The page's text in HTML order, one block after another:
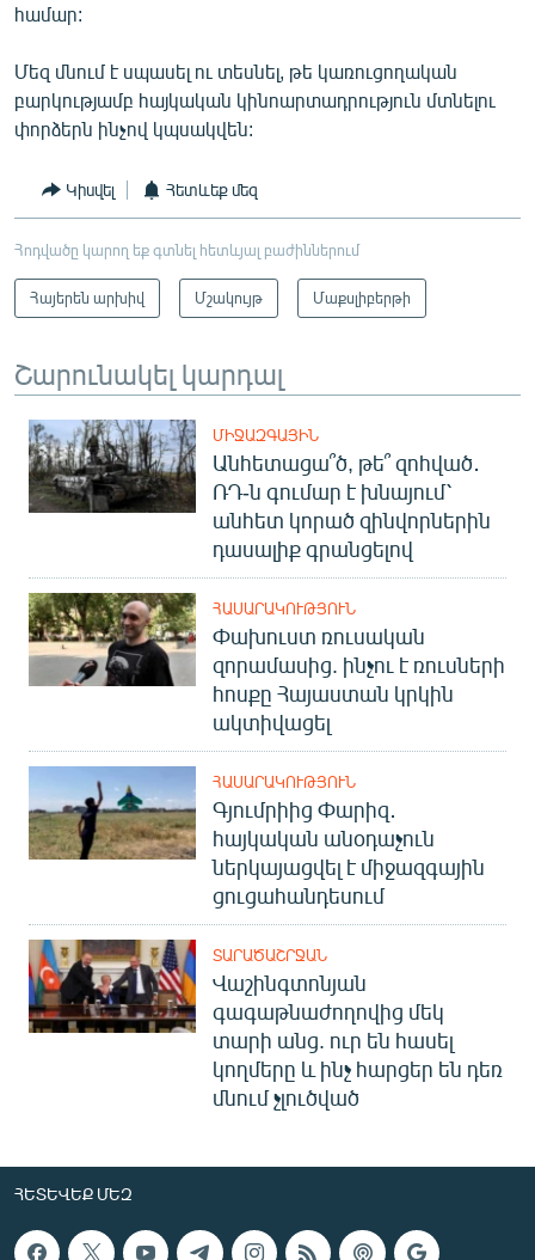
համար:
Մեզ մնում է սպասել ու տեսնել, թե կառուցողական
բարկությամբ հայկական կինոարտադրություն մտնելու
փորձերն ինչով կպսակվեն:
Կիսվել Հետևեք մեզ
Հոդվածը կարող եք գտնել հետևյալ բաժիններում
Հայերեն արխիվ Մշակույթ Մաքսլիբերթի
Շարունակել կարդալ
ՄԻՋԱԶԳԱՅԻՆ
Անհետացա՞ծ, թե՞ զոհված․
ՌԴ-ն գումար է խնայում՝
անհետ կորած զինվորներին
դասալիք գրանցելով
ՀԱՍԱՐԱԿՈՒԹՅՈՒՆ
Փախուստ ռուսական
զորամասից. ինչու է ռուսների
հոսքը Հայաստան կրկին
ակտիվացել
ՀԱՍԱՐԱԿՈՒԹՅՈՒՆ
Գյումրիից Փարիզ․
հայկական անօդաչուն
ներկայացվել է միջազգային
ցուցահանդեսում
ՏԱՐԱԾԱՇՐՋԱՆ
Վաշինգտոնյան
գագաթնաժողովից մեկ
տարի անց. ուր են հասել
կողմերը և ինչ հարցեր են դեռ
մնում չլուծված
ՀԵՏԵՎԵՔ ՄԵԶ